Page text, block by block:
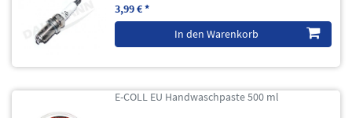
3,99 € *
In den Warenkorb
E-COLL EU Handwaschpaste 500 ml